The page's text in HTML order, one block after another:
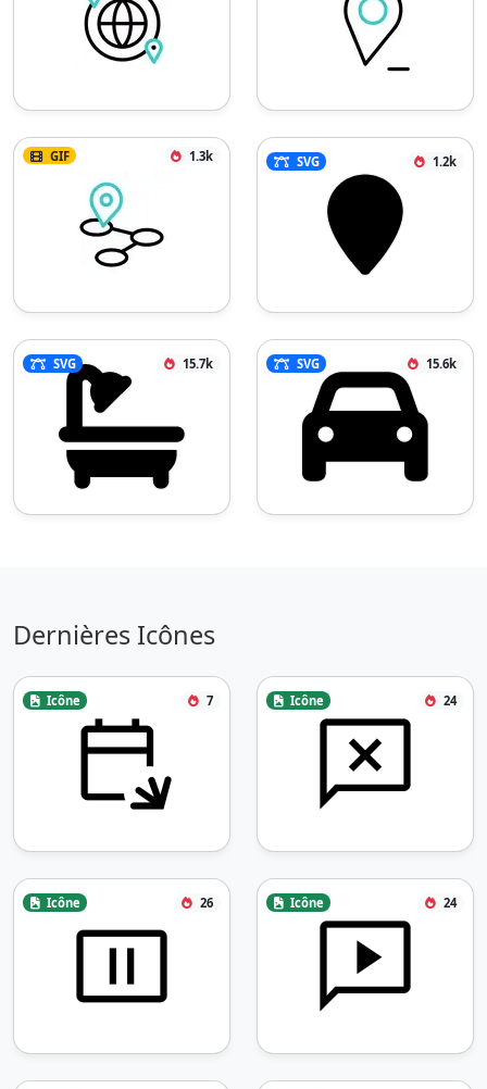
GIF 1.3k SVG 1.2k
SVG 15.7k SVG 15.6k
Dernières Icônes
Icône 7 Icône 24
Icône 26 Icône 24